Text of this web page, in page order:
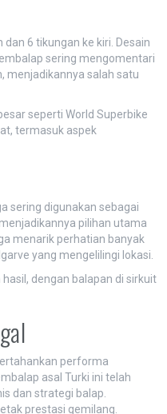
6 tikungan ke kiri. Desain
sering mengomentari
menjadikannya salah satu
seperti World Superbike
termasuk aspek
sering digunakan sebagai
pilihan utama
menarik perhatian banyak
yang mengelilingi lokasi.
dengan balapan di sirkuit
performa
asal Turki ini telah
dan strategi balap.
prestasi gemilang.